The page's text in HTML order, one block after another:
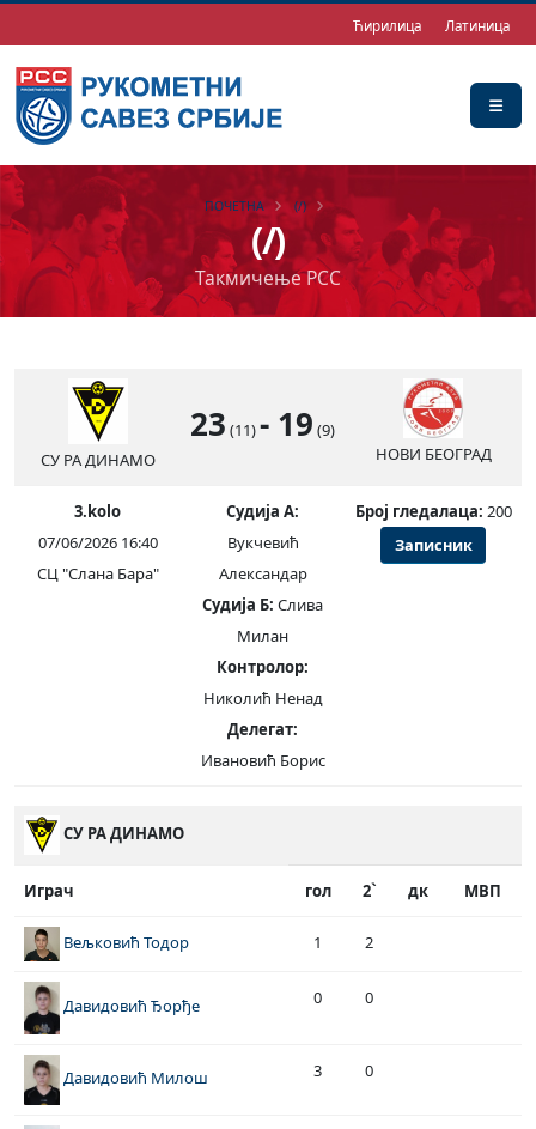
Ћирилица Латиница
(/)
Такмичење РСС
ПОЧЕТНА (/)
СУ РА ДИНАМО
23 (11)- 19 (9)
НОВИ БЕОГРАД
3.kolo
07/06/2026 16:40
СЦ "Слана Бара"
Судија А:
Вукчевић
Александар
Судија Б: Слива
Милан
Контролор:
Николић Ненад
Делегат:
Ивановић Борис
Број гледалаца: 200
Записник
СУ РА ДИНАМО
Играч гол 2` дк МВП
Вељковић Тодор 1 2
Давидовић Ђорђе 0 0
Давидовић Милош 3 0